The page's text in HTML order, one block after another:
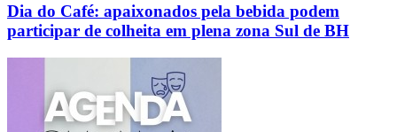
Dia do Café: apaixonados pela bebida podem
participar de colheita em plena zona Sul de BH